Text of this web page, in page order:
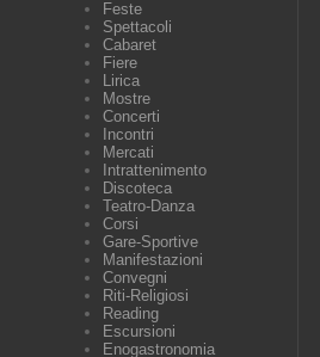
Feste
Spettacoli
Cabaret
Fiere
Lirica
Mostre
Concerti
Incontri
Mercati
Intrattenimento
Discoteca
Teatro-Danza
Corsi
Gare-Sportive
Manifestazioni
Convegni
Riti-Religiosi
Reading
Escursioni
Enogastronomia